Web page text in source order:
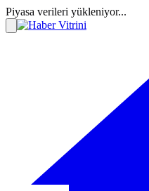
Piyasa verileri yükleniyor...